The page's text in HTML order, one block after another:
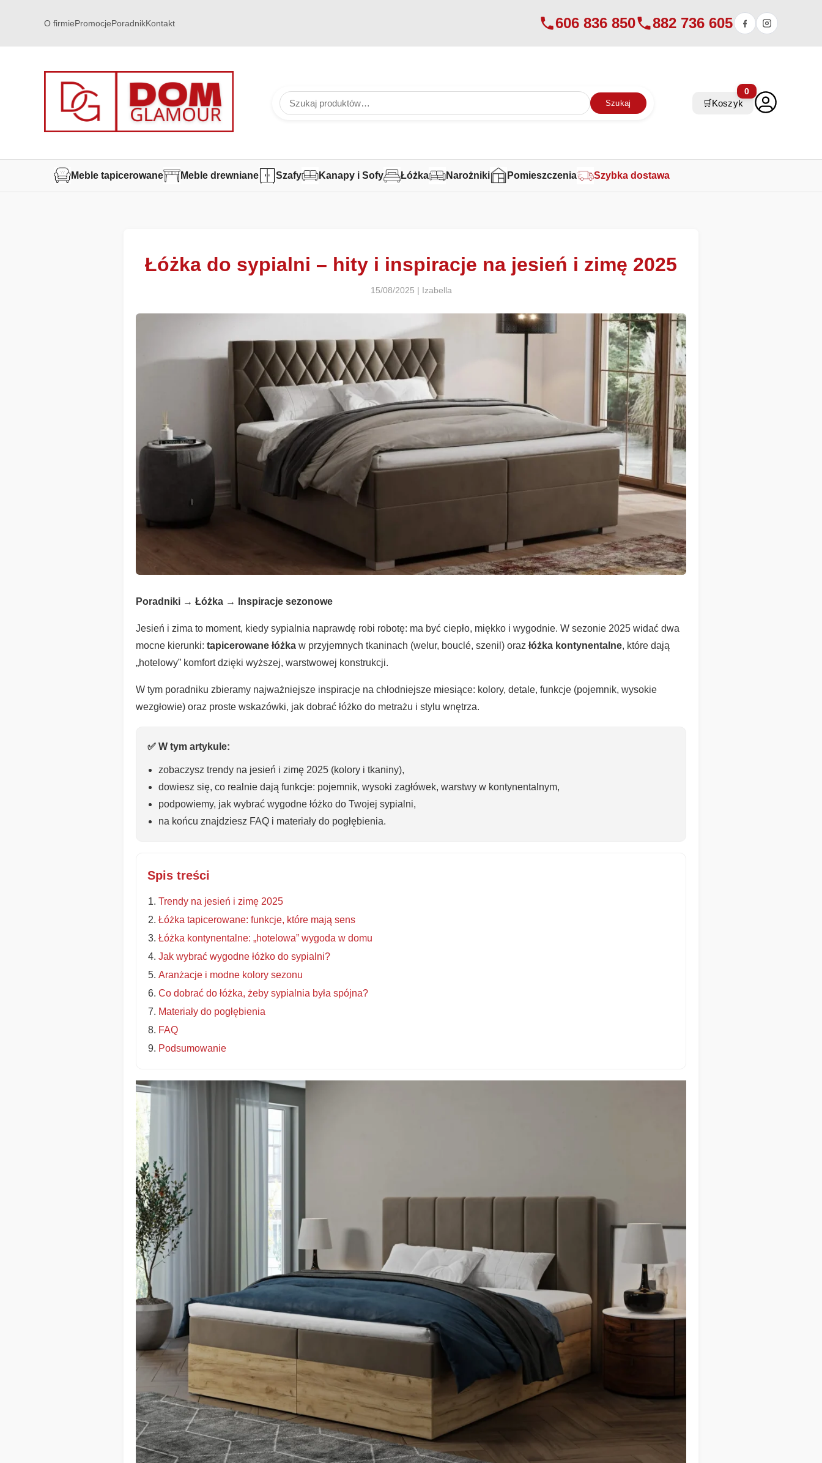
O firmiePromocjePoradnikKontakt 606 836 850 882 736 605
Szukaj 🛒Koszyk
0
Meble tapicerowane Meble drewniane Szafy Kanapy i Sofy Łóżka Narożniki Pomieszczenia Szybka dostawa
Łóżka do sypialni – hity i inspiracje na jesień i zimę 2025
15/08/2025 | Izabella
Poradniki → Łóżka → Inspiracje sezonowe
Jesień i zima to moment, kiedy sypialnia naprawdę robi robotę: ma być ciepło, miękko i wygodnie. W sezonie 2025 widać dwa
mocne kierunki: tapicerowane łóżka w przyjemnych tkaninach (welur, bouclé, szenil) oraz łóżka kontynentalne, które dają
„hotelowy” komfort dzięki wyższej, warstwowej konstrukcji.
W tym poradniku zbieramy najważniejsze inspiracje na chłodniejsze miesiące: kolory, detale, funkcje (pojemnik, wysokie
wezgłowie) oraz proste wskazówki, jak dobrać łóżko do metrażu i stylu wnętrza.
✅ W tym artykule:
zobaczysz trendy na jesień i zimę 2025 (kolory i tkaniny),
dowiesz się, co realnie dają funkcje: pojemnik, wysoki zagłówek, warstwy w kontynentalnym,
podpowiemy, jak wybrać wygodne łóżko do Twojej sypialni,
na końcu znajdziesz FAQ i materiały do pogłębienia.
Spis treści
Trendy na jesień i zimę 2025
Łóżka tapicerowane: funkcje, które mają sens
Łóżka kontynentalne: „hotelowa” wygoda w domu
Jak wybrać wygodne łóżko do sypialni?
Aranżacje i modne kolory sezonu
Co dobrać do łóżka, żeby sypialnia była spójna?
Materiały do pogłębienia
FAQ
Podsumowanie